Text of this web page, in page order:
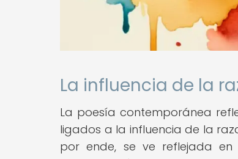
La influencia de la
La poesía contemporánea
ligados a la influencia de la
por ende, se ve reflejada